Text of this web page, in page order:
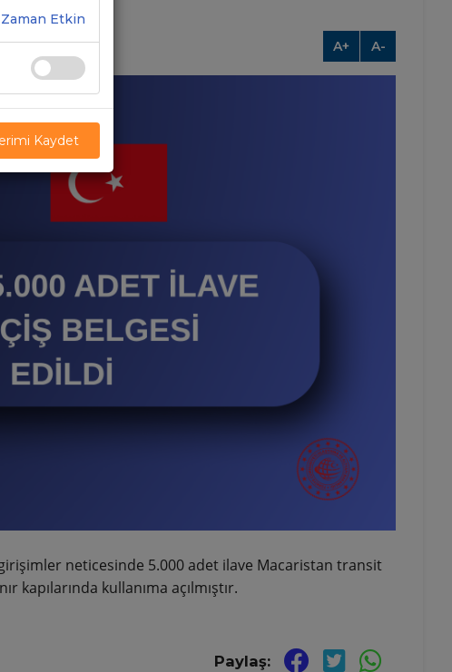
A+ A-
girişimler neticesinde 5.000 adet ilave Macaristan transit
kullanıma açılmıştır.
Paylaş:
Etkin
Kaydet